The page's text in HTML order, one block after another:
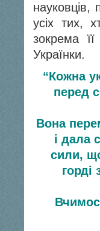
науковців,
усіх тих,
зокрема
Українки.
“Кожна
перед
Вона
і дала
сили,
горді